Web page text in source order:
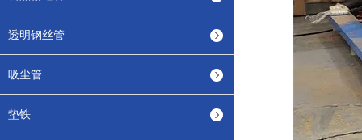
透明钢丝管
吸尘管
垫铁